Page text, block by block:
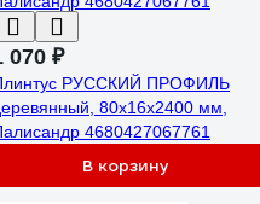
070 ₽
РУССКИЙ ПРОФИЛЬ
80х16х2400 мм,
4680427067761
В корзину